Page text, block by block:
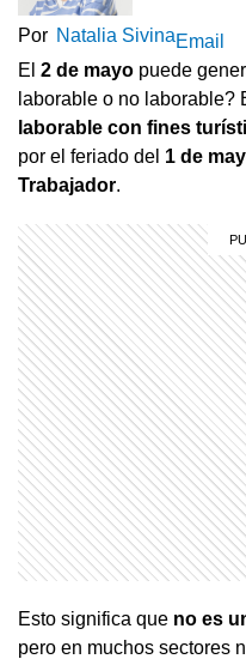
Por Natalia SivinaEmail
El 2 de mayo puede
laborable o no laborable?
laborable con fines
por el feriado del 1 de
Trabajador.
Esto significa que no es
pero en muchos sectores